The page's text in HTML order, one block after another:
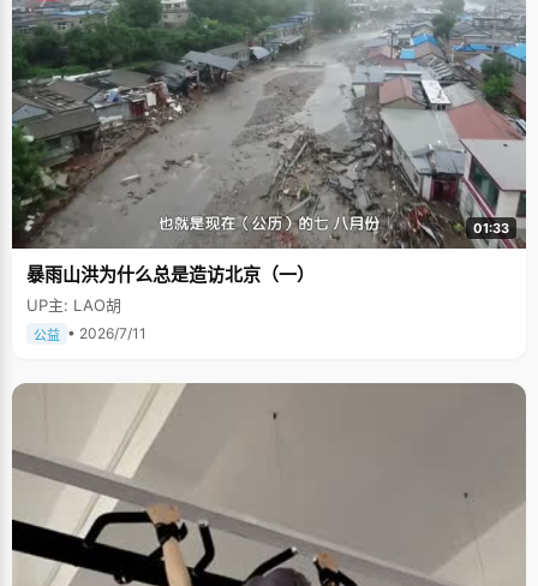
01:33
暴雨山洪为什么总是造访北京（一）
UP主: LAO胡
公益 • 2026/7/11